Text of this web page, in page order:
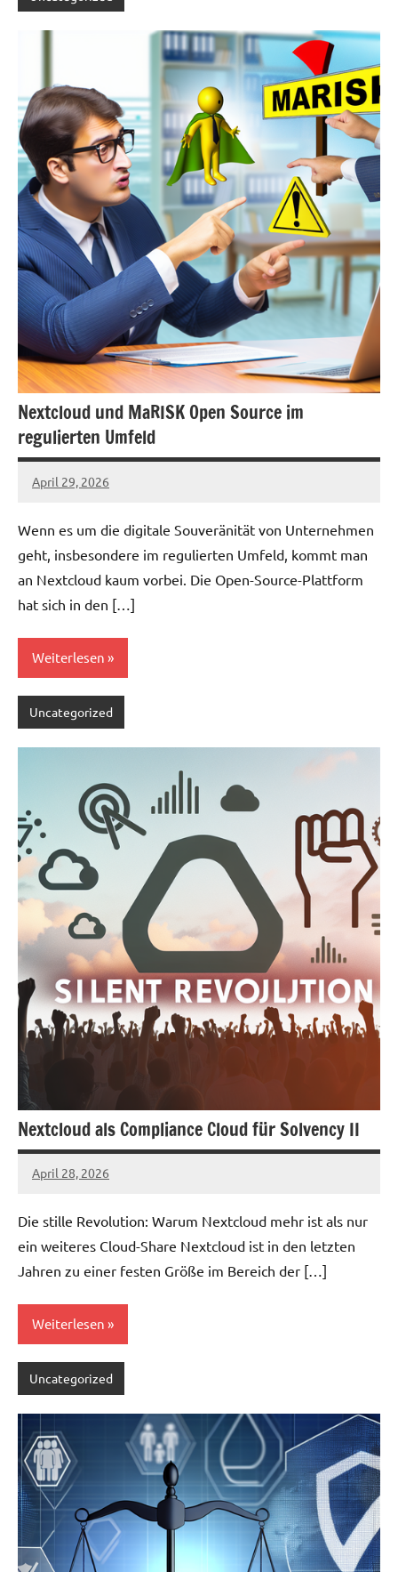
Nextcloud und MaRISK Open Source im
regulierten Umfeld
April 29, 2026
admin
Wenn es um die digitale Souveränität von Unternehmen
geht, insbesondere im regulierten Umfeld, kommt man
an Nextcloud kaum vorbei. Die Open-Source-Plattform
hat sich in den […]
Weiterlesen
Uncategorized
Nextcloud als Compliance Cloud für Solvency II
April 28, 2026
admin
Die stille Revolution: Warum Nextcloud mehr ist als nur
ein weiteres Cloud-Share Nextcloud ist in den letzten
Jahren zu einer festen Größe im Bereich der […]
Weiterlesen
Uncategorized